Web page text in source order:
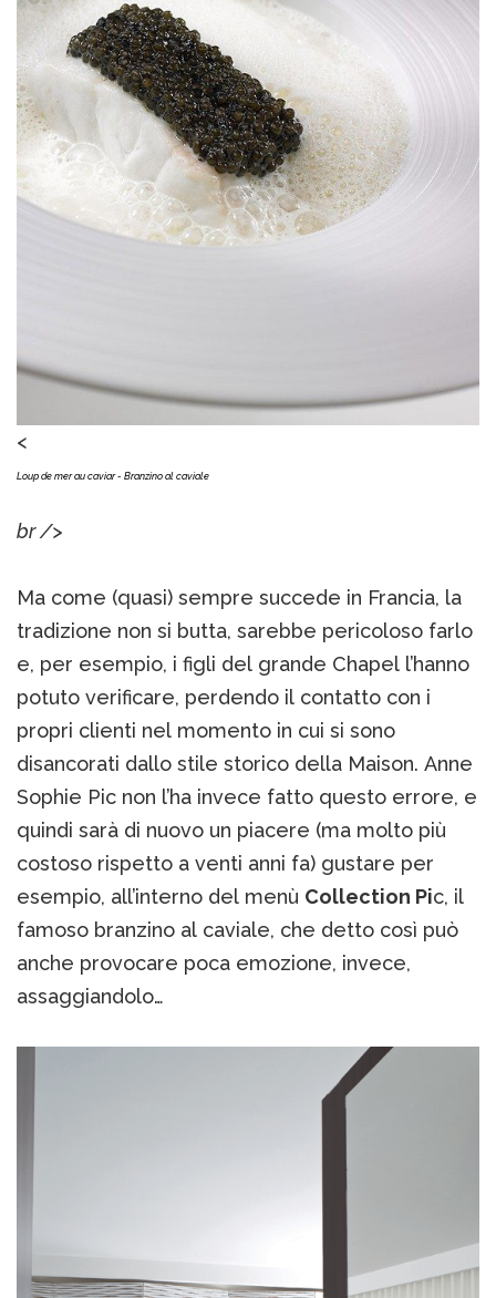
<
Loup de mer au caviar - Branzino al caviale
br />
Ma come (quasi) sempre succede in Francia, la
tradizione non si butta, sarebbe pericoloso farlo
e, per esempio, i figli del grande Chapel l’hanno
potuto verificare, perdendo il contatto con i
propri clienti nel momento in cui si sono
disancorati dallo stile storico della Maison. Anne
Sophie Pic non l’ha invece fatto questo errore, e
quindi sarà di nuovo un piacere (ma molto più
costoso rispetto a venti anni fa) gustare per
esempio, all’interno del menù Collection Pic, il
famoso branzino al caviale, che detto così può
anche provocare poca emozione, invece,
assaggiandolo…